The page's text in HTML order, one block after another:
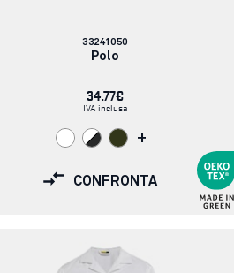
Codice
articolo:
33241050
Polo
34.77€
IVA inclusa
+
CONFRONTA